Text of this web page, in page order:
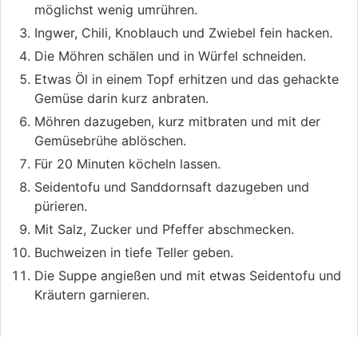
möglichst wenig umrühren.
Ingwer, Chili, Knoblauch und Zwiebel fein hacken.
Die Möhren schälen und in Würfel schneiden.
Etwas Öl in einem Topf erhitzen und das gehackte
Gemüse darin kurz anbraten.
Möhren dazugeben, kurz mitbraten und mit der
Gemüsebrühe ablöschen.
Für 20 Minuten köcheln lassen.
Seidentofu und Sanddornsaft dazugeben und
pürieren.
Mit Salz, Zucker und Pfeffer abschmecken.
Buchweizen in tiefe Teller geben.
Die Suppe angießen und mit etwas Seidentofu und
Kräutern garnieren.